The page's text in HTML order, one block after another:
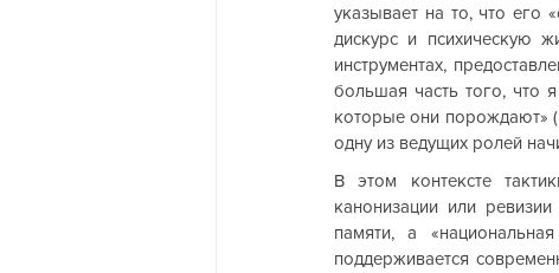
указывает на то, что его
дискурс и психическую
инструментах,
большая часть того, что
которые они порождают» (
одну из ведущих ролей
В этом контексте
канонизации или
памяти, а
поддерживается